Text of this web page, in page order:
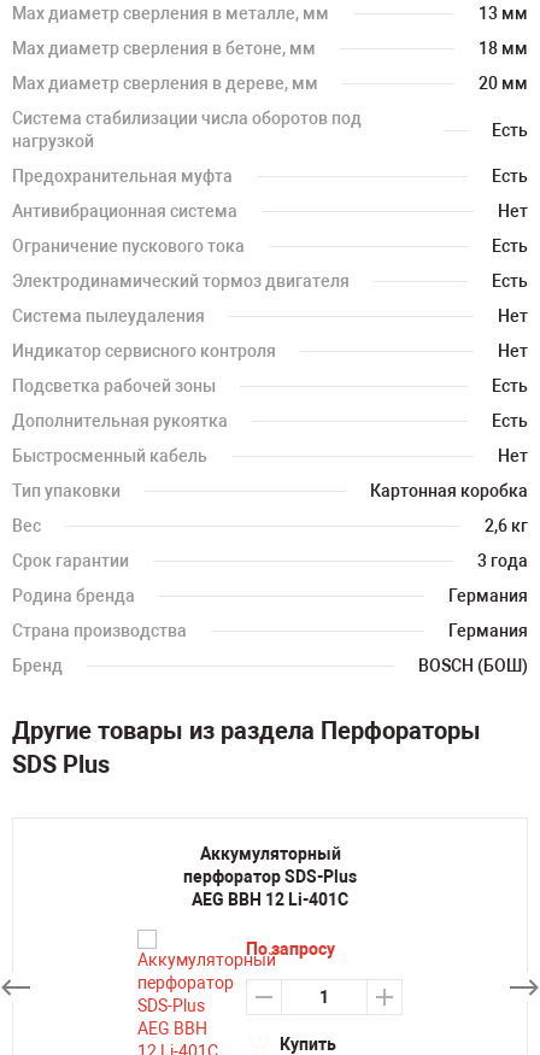
Мах диаметр сверления в металле, мм
13 мм
Мах диаметр сверления в бетоне, мм
18 мм
Мах диаметр сверления в дереве, мм
20 мм
Система стабилизации числа оборотов под
нагрузкой
Есть
Предохранительная муфта
Есть
Антивибрационная система
Нет
Ограничение пускового тока
Есть
Электродинамический тормоз двигателя
Есть
Система пылеудаления
Нет
Индикатор сервисного контроля
Нет
Подсветка рабочей зоны
Есть
Дополнительная рукоятка
Есть
Быстросменный кабель
Нет
Тип упаковки
Картонная коробка
Вес
2,6 кг
Срок гарантии
3 года
Родина бренда
Германия
Страна производства
Германия
Бренд
BOSCH (БОШ)
Другие товары из раздела Перфораторы
SDS Plus
Аккумуляторный
перфоратор SDS-Plus
AEG BBH 12 Li-401C
По запросу
Купить